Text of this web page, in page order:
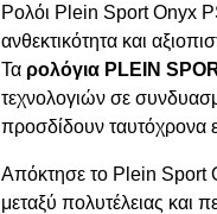
Ρολόι Plein Sport Onyx
ανθεκτικότητα και
Τα ρολόγια PLEIN
τεχνολογιών σε
προσδίδουν ταυτόχρονα
Απόκτησε το Plein Sport
μεταξύ πολυτέλειας και